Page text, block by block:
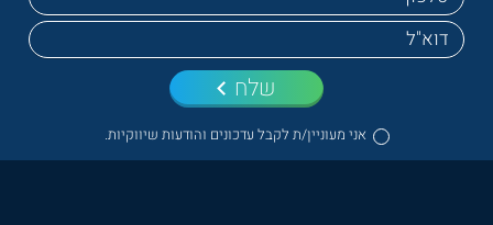
אני מעוניין/ת לקבל עדכונים והודעות שיווקיות.
שלח